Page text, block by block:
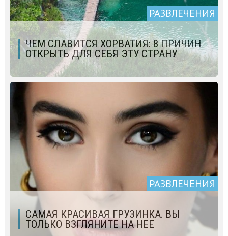
РАЗВЛЕЧЕНИЯ
ЧЕМ СЛАВИТСЯ ХОРВАТИЯ: 8 ПРИЧИН
ОТКРЫТЬ ДЛЯ СЕБЯ ЭТУ СТРАНУ
РАЗВЛЕЧЕНИЯ
САМАЯ КРАСИВАЯ ГРУЗИНКА. ВЫ
ТОЛЬКО ВЗГЛЯНИТЕ НА НЕЕ